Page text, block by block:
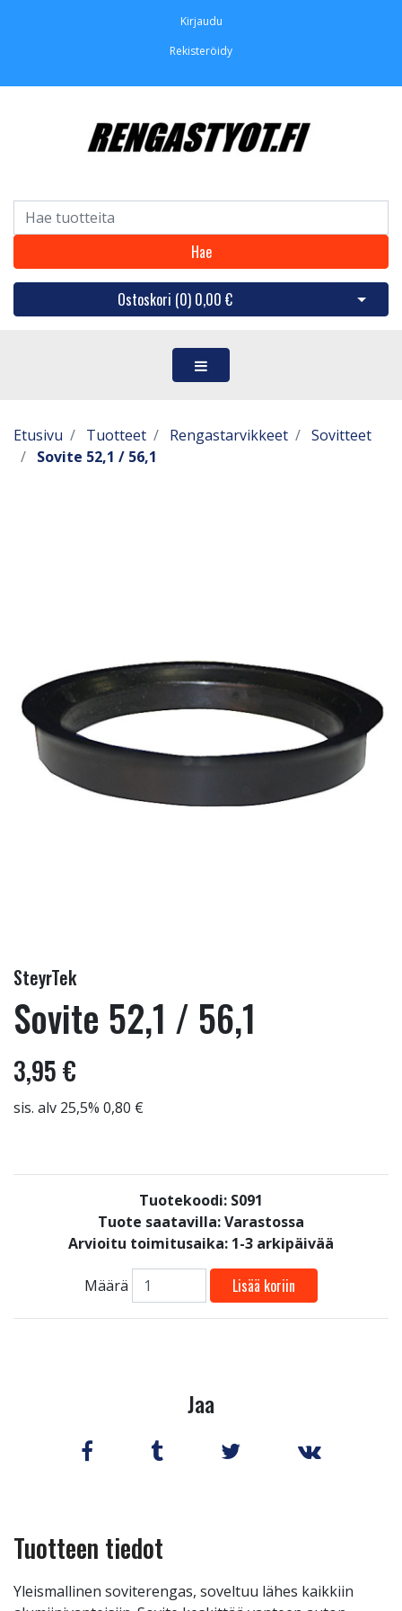
Kirjaudu
Rekisteröidy
Hae
Ostoskori (0) 0,00 € Avaa
Etusivu Tuotteet Rengastarvikkeet
Sovitteet
Sovite 52,1 / 56,1
SteyrTek
Sovite 52,1 / 56,1
3,95 €
sis. alv 25,5% 0,80 €
Tuotekoodi: S091
Tuote saatavilla:Varastossa
Arvioitu toimitusaika: 1-3 arkipäivää
Määrä Lisää koriin
Jaa
Tuotteen tiedot
Yleismallinen soviterengas, soveltuu lähes kaikkiin